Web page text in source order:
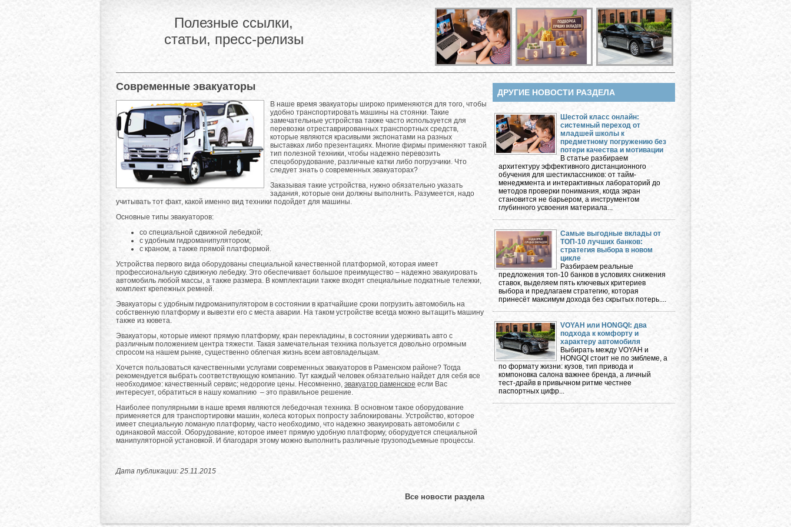
Полезные ссылки,
статьи, пресс-релизы
Современные эвакуаторы
В наше время эвакуаторы широко применяются для того, чтобы
удобно транспортировать машины на стоянки. Такие
замечательные устройства также часто используется для
перевозки отреставрированных транспортных средств,
которые являются красивыми экспонатами на разных
выставках либо презентациях. Многие фирмы применяют такой
тип полезной техники, чтобы надежно перевозить
спецоборудование, различные катки либо погрузчики. Что
следует знать о современных эвакуаторах?
Заказывая такие устройства, нужно обязательно указать
задания, которые они должны выполнить. Разумеется, надо
учитывать тот факт, какой именно вид техники подойдет для машины.
Основные типы эвакуаторов:
со специальной сдвижной лебедкой;
с удобным гидроманипулятором;
с краном, а также прямой платформой.
Устройства первого вида оборудованы специальной качественной платформой, которая имеет
профессиональную сдвижную лебедку. Это обеспечивает большое преимущество – надежно эвакуировать
автомобиль любой массы, а также размера. В комплектации также входят специальные подкатные тележки,
комплект крепежных ремней.
Эвакуаторы с удобным гидроманипулятором в состоянии в кратчайшие сроки погрузить автомобиль на
собственную платформу и вывезти его с места аварии. На таком устройстве всегда можно вытащить машину
также из кювета.
Эвакуаторы, которые имеют прямую платформу, кран перекладины, в состоянии удерживать авто с
различным положением центра тяжести. Такая замечательная техника пользуется довольно огромным
спросом на нашем рынке, существенно облегчая жизнь всем автовладельцам.
Хочется пользоваться качественными услугами современных эвакуаторов в Раменском районе? Тогда
рекомендуется выбрать соответствующую компанию. Тут каждый человек обязательно найдет для себя все
необходимое: качественный сервис; недорогие цены. Несомненно, эвакуатор раменское если Вас
интересует, обратиться в нашу комапнию – это правильное решение.
Наиболее популярными в наше время являются лебедочная техника. В основном такое оборудование
применяется для транспортировки машин, колеса которых попросту заблокированы. Устройство, которое
имеет специальную ломаную платформу, часто необходимо, что надежно эвакуировать автомобили с
одинаковой массой. Оборудование, которое имеет прямую удобную платформу, оборудуется специальной
манипуляторной установкой. И благодаря этому можно выполнить различные грузоподъемные процессы.
Дата публикации: 25.11.2015
Все новости раздела
ДРУГИЕ НОВОСТИ РАЗДЕЛА
Шестой класс онлайн:
системный переход от
младшей школы к
предметному погружению без
потери качества и мотивации
В статье разбираем
архитектуру эффективного дистанционного
обучения для шестиклассников: от тайм-
менеджмента и интерактивных лабораторий до
методов проверки понимания, когда экран
становится не барьером, а инструментом
глубинного усвоения материала...
Самые выгодные вклады от
ТОП-10 лучших банков:
стратегия выбора в новом
цикле
Разбираем реальные
предложения топ-10 банков в условиях снижения
ставок, выделяем пять ключевых критериев
выбора и предлагаем стратегию, которая
принесёт максимум дохода без скрытых потерь....
VOYAH или HONGQI: два
подхода к комфорту и
характеру автомобиля
Выбирать между VOYAH и
HONGQI стоит не по эмблеме, а
по формату жизни: кузов, тип привода и
компоновка салона важнее бренда, а личный
тест-драйв в привычном ритме честнее
паспортных цифр...